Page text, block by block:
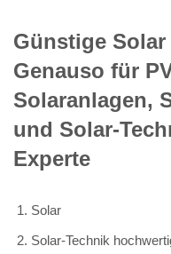
Günstige
Genauso für
Solaranlagen,
und Solar-
Experte
Solar
Solar-Technik